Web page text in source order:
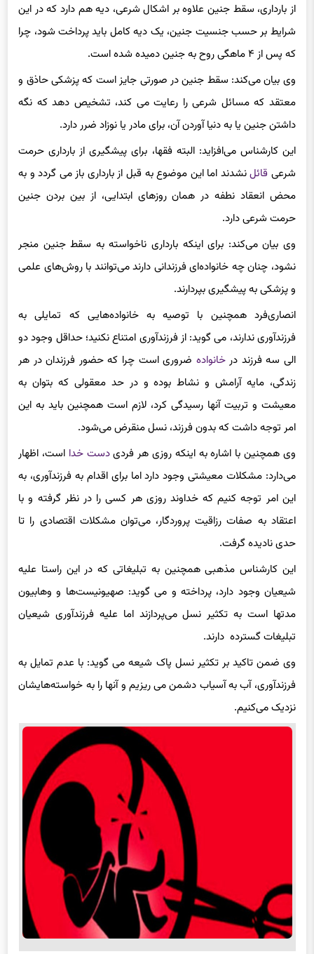
از بارداری، سقط جنین علاوه بر اشکال شرعی، دیه هم دارد که در این
شرایط بر حسب جنسیت جنین، یک دیه کامل باید پرداخت شود، چرا
که پس از ۴ ماهگی روح به جنین دمیده شده است.
وی بیان می‌کند: سقط جنین در صورتی جایز است که پزشکی حاذق و
معتقد که مسائل شرعی را رعایت می کند، تشخیص دهد که نگه
داشتن جنین یا به دنیا آوردن آن، برای مادر یا نوزاد ضرر دارد.
این کارشناس می‌افزاید: البته فقها، برای پیشگیری از بارداری حرمت
شرعی قائلنشدند اما این موضوع به قبل از بارداری باز می گردد و به
محض انعقاد نطفه در همان روزهای ابتدایی، از بین بردن جنین
حرمت شرعی دارد.
وی بیان می‌کند: برای اینکه بارداری ناخواسته به سقط جنین منجر
نشود، چنان چه خانواده‌ای فرزندانی دارند می‌توانند با روش‌های علمی
و پزشکی به پیشگیری بپردارند.
انصاری‌فرد همچنین با توصیه به خانواده‌هایی که تمایلی به
فرزندآوری ندارند، می گوید: از فرزندآوری امتناع نکنید؛ حداقل وجود دو
الی سه فرزند درخانواده ضروری است چرا که حضور فرزندان در هر
زندگی، مایه آرامش و نشاط بوده و در حد معقولی که بتوان به
معیشت و تربیت آنها رسیدگی کرد، لازم است همچنین باید به این
امر توجه داشت که بدون فرزند، نسل منقرض می‌شود.
وی همچنین با اشاره به اینکه روزی هر فردیدست خدا است، اظهار
می‌دارد: مشکلات معیشتی وجود دارد اما برای اقدام به فرزندآوری، به
این امر توجه کنیم که خداوند روزی هر کسی را در نظر گرفته و با
اعتقاد به صفات رزاقیت پروردگار، می‌توان مشکلات اقتصادی را تا
حدی نادیده گرفت.
این کارشناس مذهبی همچنین به تبلیغاتی که در این راستا علیه
شیعیان وجود دارد، پرداخته و می گوید: صهیونیست‌ها و وهابیون
مدتها است به تکثیر نسل می‌پردازند اما علیه فرزندآوری شیعیان
تبلیغات گسترده دارند.
وی ضمن تاکید بر تکثیر نسل پاک شیعه می گوید: با عدم تمایل به
فرزندآوری، آب به آسیاب دشمن می ریزیم و آنها را به خواسته‌هایشان
نزدیک می‌کنیم.